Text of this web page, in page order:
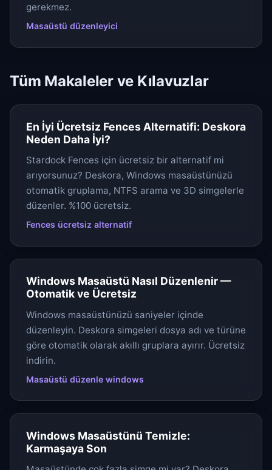
gerekmez.
Masaüstü düzenleyici
Tüm Makaleler ve Kılavuzlar
En İyi Ücretsiz Fences Alternatifi: Deskora
Neden Daha İyi?
Stardock Fences için ücretsiz bir alternatif mi
arıyorsunuz? Deskora, Windows masaüstünüzü
otomatik gruplama, NTFS arama ve 3D simgelerle
düzenler. %100 ücretsiz.
Fences ücretsiz alternatif
Windows Masaüstü Nasıl Düzenlenir —
Otomatik ve Ücretsiz
Windows masaüstünüzü saniyeler içinde
düzenleyin. Deskora simgeleri dosya adı ve türüne
göre otomatik olarak akıllı gruplara ayırır. Ücretsiz
indirin.
Masaüstü düzenle windows
Windows Masaüstünü Temizle:
Karmaşaya Son